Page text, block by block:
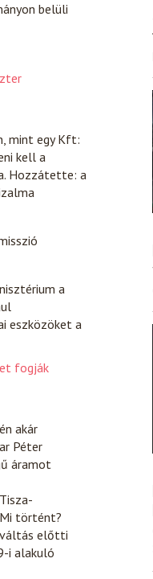
belüli
mint egy Kft:
kell a
Hozzátette: a
a
eszközöket a
fogják
akár
Péter
áramot
történt?
előtti
i alakuló